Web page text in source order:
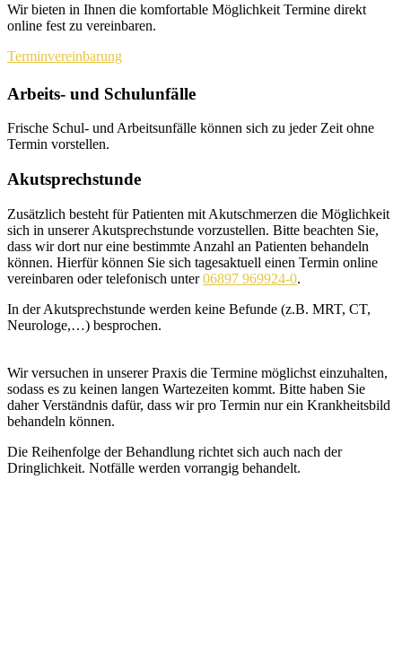
Wir bieten in Ihnen die komfortable Möglichkeit Termine direkt
online fest zu vereinbaren.
Terminvereinbarung
Arbeits- und Schulunfälle
Frische Schul- und Arbeitsunfälle können sich zu jeder Zeit ohne
Termin vorstellen.
Akutsprechstunde
Zusätzlich besteht für Patienten mit Akutschmerzen die Möglichkeit
sich in unserer Akutsprechstunde vorzustellen. Bitte beachten Sie,
dass wir dort nur eine bestimmte Anzahl an Patienten behandeln
können. Hierfür können Sie sich tagesaktuell einen Termin online
vereinbaren oder telefonisch unter06897 969924-0.
In der Akutsprechstunde werden keine Befunde (z.B. MRT, CT,
Neurologe,…) besprochen.
Wir versuchen in unserer Praxis die Termine möglichst einzuhalten,
sodass es zu keinen langen Wartezeiten kommt. Bitte haben Sie
daher Verständnis dafür, dass wir pro Termin nur ein Krankheitsbild
behandeln können.
Die Reihenfolge der Behandlung richtet sich auch nach der
Dringlichkeit. Notfälle werden vorrangig behandelt.